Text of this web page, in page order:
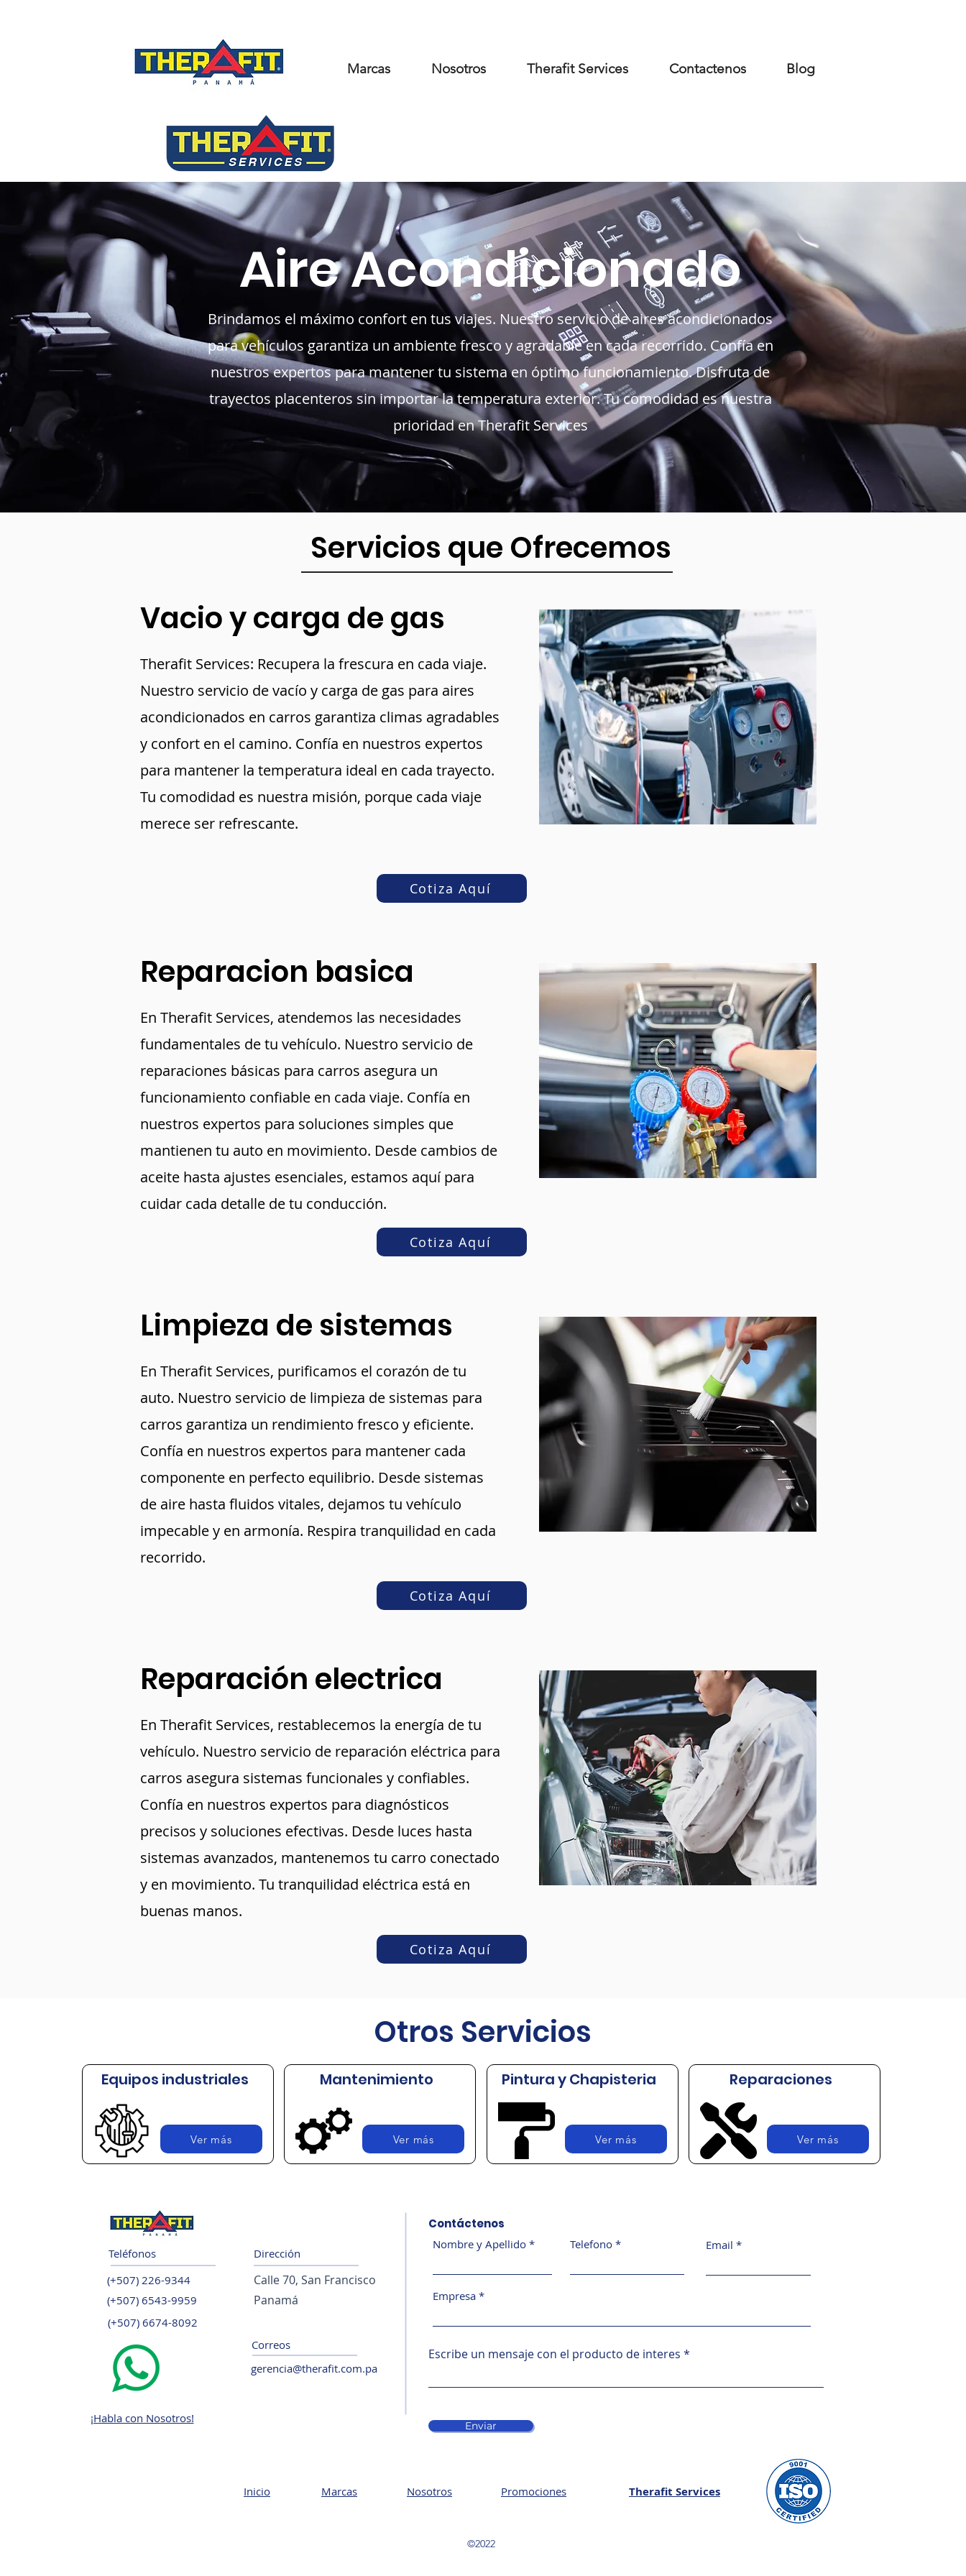
Marcas Nosotros Therafit Services Contactenos Blog
Aire Acondicionado
Brindamos el máximo confort en tus viajes. Nuestro servicio de aires acondicionados
para vehículos garantiza un ambiente fresco y agradable en cada recorrido. Confía en
nuestros expertos para mantener tu sistema en óptimo funcionamiento. Disfruta de
trayectos placenteros sin importar la temperatura exterior. Tu comodidad es nuestra
prioridad en Therafit Services
Servicios que Ofrecemos
Vacio y carga de gas
Therafit Services: Recupera la frescura en cada viaje.
Nuestro servicio de vacío y carga de gas para aires
acondicionados en carros garantiza climas agradables
y confort en el camino. Confía en nuestros expertos
para mantener la temperatura ideal en cada trayecto.
Tu comodidad es nuestra misión, porque cada viaje
merece ser refrescante.
Cotiza Aquí
Reparacion basica
En Therafit Services, atendemos las necesidades
fundamentales de tu vehículo. Nuestro servicio de
reparaciones básicas para carros asegura un
funcionamiento confiable en cada viaje. Confía en
nuestros expertos para soluciones simples que
mantienen tu auto en movimiento. Desde cambios de
aceite hasta ajustes esenciales, estamos aquí para
cuidar cada detalle de tu conducción.
Cotiza Aquí
Limpieza de sistemas
En Therafit Services, purificamos el corazón de tu
auto. Nuestro servicio de limpieza de sistemas para
carros garantiza un rendimiento fresco y eficiente.
Confía en nuestros expertos para mantener cada
componente en perfecto equilibrio. Desde sistemas
de aire hasta fluidos vitales, dejamos tu vehículo
impecable y en armonía. Respira tranquilidad en cada
recorrido.
Cotiza Aquí
Reparación electrica
En Therafit Services, restablecemos la energía de tu
vehículo. Nuestro servicio de reparación eléctrica para
carros asegura sistemas funcionales y confiables.
Confía en nuestros expertos para diagnósticos
precisos y soluciones efectivas. Desde luces hasta
sistemas avanzados, mantenemos tu carro conectado
y en movimiento. Tu tranquilidad eléctrica está en
buenas manos.
Cotiza Aquí
Otros Servicios
Equipos industriales
Ver más
Mantenimiento
Ver más
Pintura y Chapisteria
Ver más
Reparaciones
Ver más
Teléfonos
(+507) 226-9344
(+507) 6543-9959
(+507) 6674-8092
¡Habla con Nosotros!
Correos
gerencia@therafit.com.pa
Contáctenos
Nombre y Apellido Telefono Email
Empresa
Escribe un mensaje con el producto de interes
Enviar
Dirección
Calle 70, San Francisco
Panamá
Inicio Marcas Nosotros Promociones Therafit Services
©2022